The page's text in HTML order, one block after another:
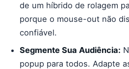
de um híbrido de rolagem
porque o mouse-out não
confiável.
Segmente Sua Audiência:
popup para todos. Adapte